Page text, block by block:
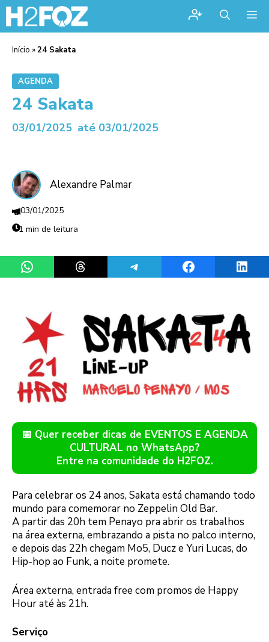
Início »24 Sakata
AGENDA
24 Sakata
03/01/2025 até 03/01/2025
Alexandre Palmar
03/01/2025
1 min de leitura
Share on WhatsAppShare on ThreadsShare on TelegramShare on Facebook
📅 Quer receber dicas de EVENTOS E AGENDA
CULTURAL no WhatsApp?
Entre na comunidade do H2FOZ.
Para celebrar os 24 anos, Sakata está chamando todo
mundo para comemorar no Zeppelin Old Bar.
A partir das 20h tem Penayo pra abrir os trabalhos
na área externa, embrazando a pista no palco interno,
e depois das 22h chegam Mo5, Ducz e Yuri Lucas, do
Hip-hop ao Funk, a noite promete.
Área externa, entrada free com promos de Happy
Hour até às 21h.
Serviço